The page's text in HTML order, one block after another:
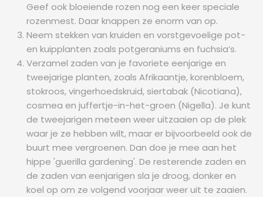
Geef ook bloeiende rozen nog een keer speciale
rozenmest. Daar knappen ze enorm van op.
Neem stekken van kruiden en vorstgevoelige pot-
en kuipplanten zoals potgeraniums en fuchsia’s.
Verzamel zaden van je favoriete eenjarige en
tweejarige planten, zoals Afrikaantje, korenbloem,
stokroos, vingerhoedskruid, siertabak (Nicotiana),
cosmea en juffertje-in-het-groen (Nigella). Je kunt
de tweejarigen meteen weer uitzaaien op de plek
waar je ze hebben wilt, maar er bijvoorbeeld ook de
buurt mee vergroenen. Dan doe je mee aan het
hippe 'guerilla gardening'. De resterende zaden en
de zaden van eenjarigen sla je droog, donker en
koel op om ze volgend voorjaar weer uit te zaaien.